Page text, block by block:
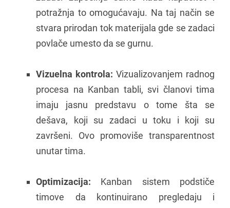
potražnja to omogućavaju. Na taj način se
stvara prirodan tok materijala gde se zadaci
povlače umesto da se gurnu.
Vizuelna kontrola: Vizualizovanjem radnog
procesa na Kanban tabli, svi članovi tima
imaju jasnu predstavu o tome šta se
dešava, koji su zadaci u toku i koji su
završeni. Ovo promoviše transparentnost
unutar tima.
Optimizacija: Kanban sistem podstiče
timove da kontinuirano pregledaju i